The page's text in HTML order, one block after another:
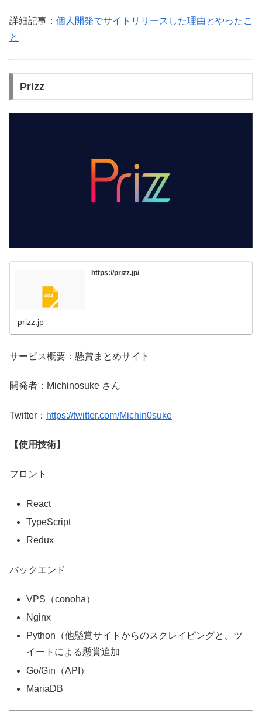
詳細記事： 個人開発でサイトリリースした理由とやったこ
と
Prizz
https://prizz.jp/
prizz.jp
サービス概要：懸賞まとめサイト
開発者：Michinosuke さん
Twitter： https://twitter.com/Michin0suke
【使用技術】
フロント
React
TypeScript
Redux
バックエンド
VPS（conoha）
Nginx
Python（他懸賞サイトからのスクレイピングと、ツ
イートによる懸賞追加
Go/Gin（API）
MariaDB